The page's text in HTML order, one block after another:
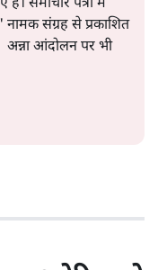
समाचार पत्रों में
आंदोलन पर भी